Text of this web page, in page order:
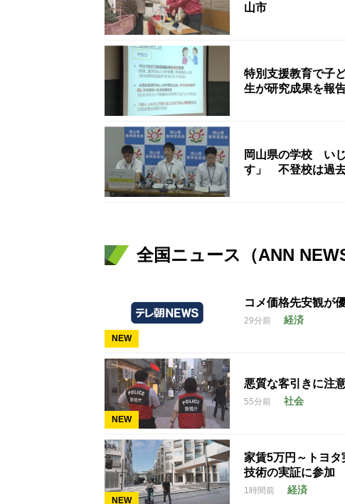
山市
特別支援教育で子
生が研究成果を報
岡山県の学校 い
す」 不登校は過
全国ニュース（ANN
NEW
コメ価格先安観が
29分前 経済
NEW
悪質な客引きに注
55分前 社会
NEW
家賃5万円～トヨ
技術の実証に参加
1時間前 経済